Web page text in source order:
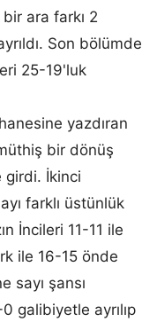
ara farkı 2
Son bölümde
25-19'luk
yazdıran
bir dönüş
girdi. İkinci
farklı üstünlük
İncileri 11-11 ile
ile 16-15 önde
sayı şansı
galibiyetle ayrılıp